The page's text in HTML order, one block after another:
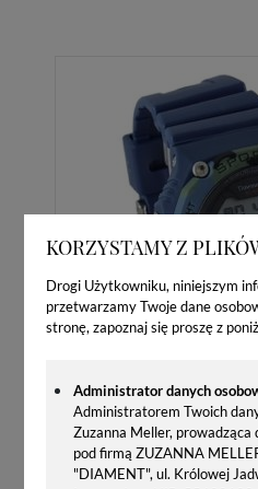
KORZYSTAMY Z
Drogi Użytkowniku, niniejszym
przetwarzamy Twoje dane
stronę, zapoznaj się proszę z
Administrator danych
Administratorem Twoich
Zuzanna Meller, prowadząca
pod firmą ZUZANNA
"DIAMENT", ul. Królowej